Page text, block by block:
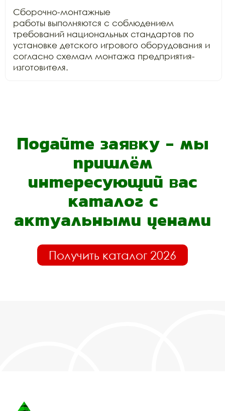
Сборочно-монтажные
работы выполняются с соблюдением
требований национальных стандартов по
установке детского игрового оборудования и
согласно схемам монтажа предприятия-
изготовителя.
Подайте заявку - мы
пришлём
интересующий вас
каталог с
актуальными ценами
Получить каталог 2026